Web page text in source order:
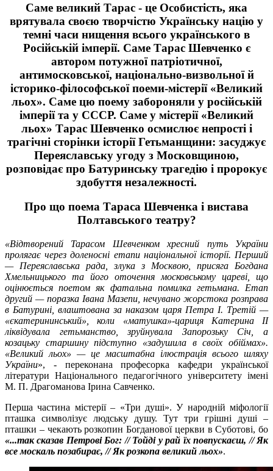
Саме великий Тарас - це Особистість, яка
врятувала своєю творчістю Українську націю у
темні часи нищення всього українського в
Російській імперії. Саме Тарас Шевченко є
автором потужної патріотичної,
антимосковської, національно-визвольної й
історико-філософської поеми-містерії «Великий
льох». Саме цю поему забороняли у російській
імперії та у СССР. Саме у містерії «Великий
льох» Тарас Шевченко осмислює непрості і
трагічні сторінки історії Гетьманщини: засуджує
Переяславську угоду з Московщиною,
розповідає про Батуринську трагедію і пророкує
здобуття незалежності.
Про що поема Тараса Шевченка і вистава
Полтавського театру?
«Відтворений Тарасом Шевченком хресний путь України
пролягає через доленосні етапи національної історії. Перший
— Переяславська рада, злука з Москвою, присяга Богдана
Хмельницького та його оточення московському цареві, що
оцінюється поетом як фатальна помилка гетьмана. Етап
другий — поразка Івана Мазепи, нечувано жорстока розправа
в Батурині, влаштована за наказом царя Петра І. Третій —
«єкатерининський», коли «матушка»-цариця Катерина II
ліквідувала гетьманство, зруйнувала Запорозьку Січ, а
козацьку старшину підступно «задушила в своїх обіймах».
«Великий льох» — це масштабна ілюстрація всього шляху
України», - переконана професорка кафедри української
літератури Національного педагогічного університету імені
М. П. Драгоманова Ірина Савченко.
Перша частина містерії – «Три душі». У народній міфології
пташка символізує людську душу. Тут три грішні душі –
пташки – чекають розкопин Богданової церкви в Суботові, бо
«...так сказав Петрові Бог: // Тойді у рай їх повпускаєш, // Як
все москаль позабирає, // Як розкопа великий льох».